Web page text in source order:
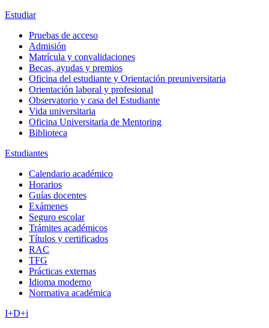
Estudiar
Pruebas de acceso
Admisión
Matrícula y convalidaciones
Becas, ayudas y premios
Oficina del estudiante y Orientación preuniversitaria
Orientación laboral y profesional
Observatorio y casa del Estudiante
Vida universitaria
Oficina Universitaria de Mentoring
Biblioteca
Estudiantes
Calendario académico
Horarios
Guías docentes
Exámenes
Seguro escolar
Trámites académicos
Títulos y certificados
RAC
TFG
Prácticas externas
Idioma moderno
Normativa académica
I+D+i